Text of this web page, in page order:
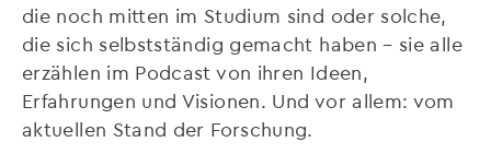
die noch mitten im Studium sind oder solche,
die sich selbstständig gemacht haben – sie alle
erzählen im Podcast von ihren Ideen,
Erfahrungen und Visionen. Und vor allem: vom
aktuellen Stand der Forschung.